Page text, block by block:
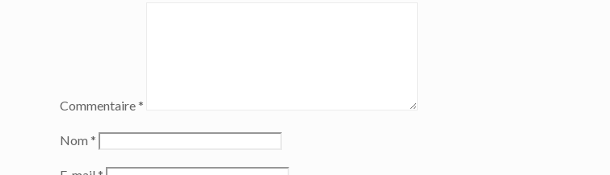
Commentaire*
Nom*